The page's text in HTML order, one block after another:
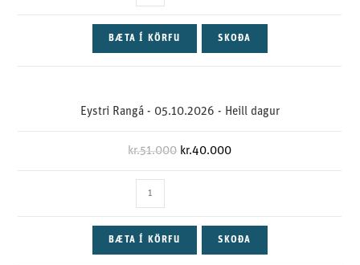
BÆTA Í KÖRFU SKOÐA
Eystri Rangá - 05.10.2026 - Heill dagur
kr.51.000 kr.40.000
BÆTA Í KÖRFU SKOÐA